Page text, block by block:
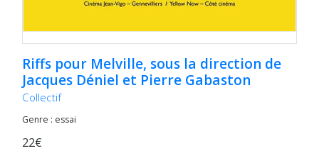
Riffs pour Melville, sous la direction de
Jacques Déniel et Pierre Gabaston
Collectif
Genre : essai
22€